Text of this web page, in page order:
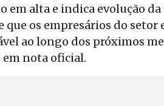
alta e indica evolução
os empresários do setor
ao longo dos próximos
em nota oficial.